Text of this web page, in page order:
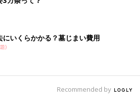
にいくらかかる？墓じまい費用
)
Recommended by